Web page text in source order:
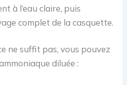
à l’eau claire, puis
complet de la casquette.
ne suffit pas, vous pouvez
diluée :